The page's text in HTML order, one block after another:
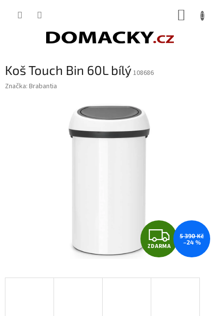
Koš Touch Bin 60L bílý 108686
Značka: Brabantia
Z
D
A
ZDARMA
5 390 Kč
–24 %